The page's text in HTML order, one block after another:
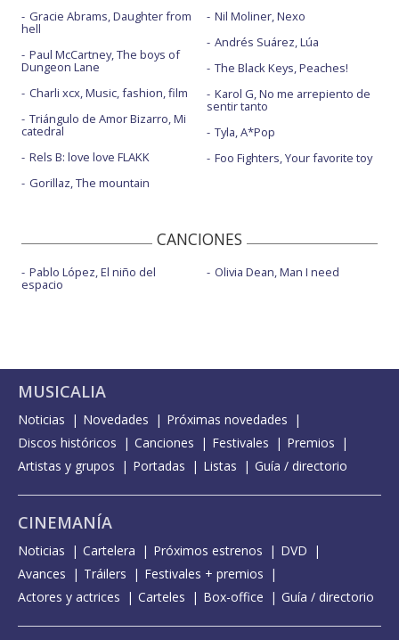
Gracie Abrams, Daughter from
hell
Paul McCartney, The boys of
Dungeon Lane
Charli xcx, Music, fashion, film
Triángulo de Amor Bizarro, Mi
catedral
Rels B: love love FLAKK
Gorillaz, The mountain
Nil Moliner, Nexo
Andrés Suárez, Lúa
The Black Keys, Peaches!
Karol G, No me arrepiento de
sentir tanto
Tyla, A*Pop
Foo Fighters, Your favorite toy
CANCIONES
Pablo López, El niño del
espacio
Olivia Dean, Man I need
MUSICALIA
Noticias Novedades
Próximas novedades
Discos históricos
Canciones Festivales
Premios
Artistas y grupos
Portadas Listas Guía / directorio
CINEMANÍA
Noticias Cartelera Próximos estrenos
DVD
Avances
Tráilers
Festivales + premios
Actores y actrices
Carteles Box-office Guía / directorio